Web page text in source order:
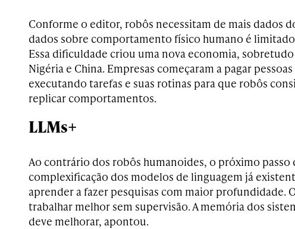
Conforme o editor, robôs necessitam de mais dados
dados sobre comportamento físico humano é
Essa dificuldade criou uma nova economia,
Nigéria e China. Empresas começaram a pagar
executando tarefas e suas rotinas para que robôs
replicar comportamentos.
LLMs+
Ao contrário dos robôs humanoides, o próximo passo
complexificação dos modelos de linguagem já
aprender a fazer pesquisas com maior profundidade.
trabalhar melhor sem supervisão. A memória dos
deve melhorar, apontou.